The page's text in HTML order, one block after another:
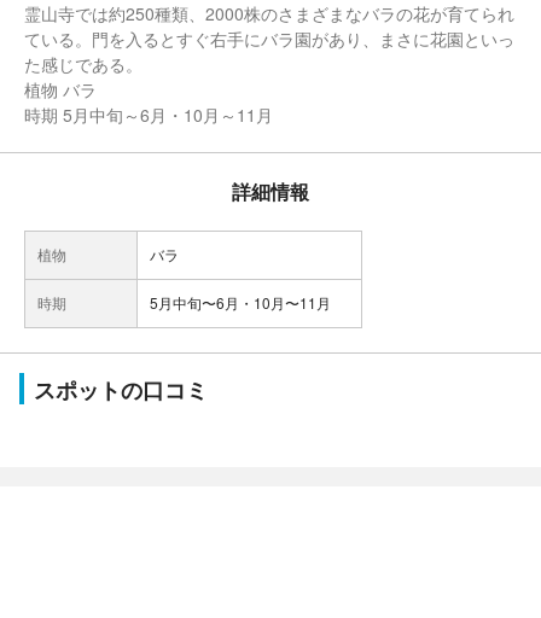
霊山寺では約250種類、2000株のさまざまなバラの花が育てられ
ている。門を入るとすぐ右手にバラ園があり、まさに花園といっ
た感じである。
植物 バラ
時期 5月中旬～6月・10月～11月
詳細情報
植物 バラ
時期 5月中旬〜6月・10月〜11月
スポットの口コミ